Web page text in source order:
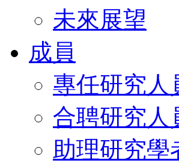
未來展望
成員
專任研究人
合聘研究人
助理研究學